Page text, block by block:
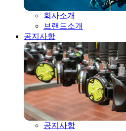
회사소개
브랜드소개
공지사항
공지사항